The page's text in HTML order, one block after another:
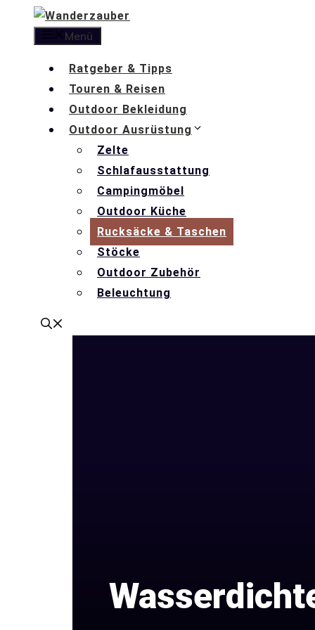
Menü
Ratgeber & Tipps
Touren & Reisen
Outdoor Bekleidung
Outdoor Ausrüstung
Zelte
Schlafausstattung
Campingmöbel
Outdoor Küche
Rucksäcke & Taschen
Stöcke
Outdoor Zubehör
Beleuchtung